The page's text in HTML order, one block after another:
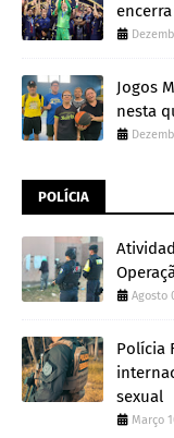
Jogos
nesta
POLÍCIA
Agosto
Polícia
sexual
Março